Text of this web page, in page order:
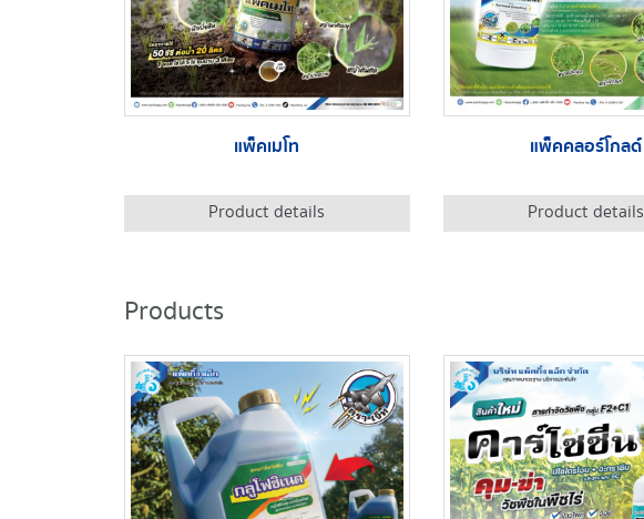
แพ็คเมโท
Product details
แพ็คคลอร์โกลด์
Product details
Products